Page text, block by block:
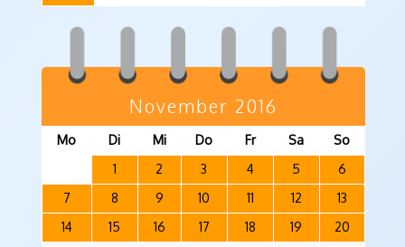
November 2016
Mo Di Mi Do Fr Sa
So
1
2 3 4 5
6
7
8 9 10 11 12
13
14
15 16 17 18 19
20